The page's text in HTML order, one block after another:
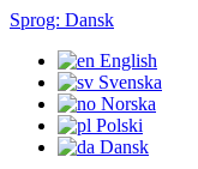
Sprog: Dansk
English
Svenska
Norska
Polski
Dansk